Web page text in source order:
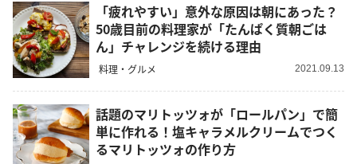
「疲れやすい」意外な原因は朝にあった？
50歳目前の料理家が「たんぱく質朝ごは
ん」チャレンジを続ける理由
料理・グルメ 2021.09.13
話題のマリトッツォが「ロールパン」で簡
単に作れる！塩キャラメルクリームでつく
るマリトッツォの作り方